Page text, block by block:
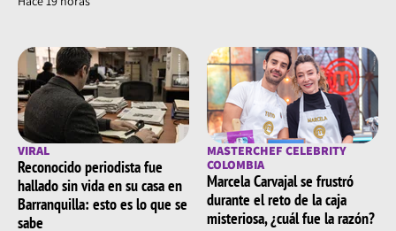
VIRAL
Reconocido periodista fue
hallado sin vida en su casa en
Barranquilla: esto es lo que se
sabe
MASTERCHEF CELEBRITY
COLOMBIA
Marcela Carvajal se frustró
durante el reto de la caja
misteriosa, ¿cuál fue la razón?